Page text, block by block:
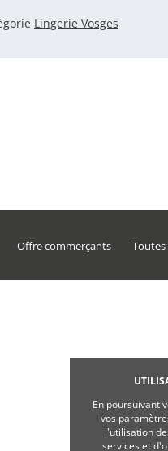
En poursuivant
vos
l'utilisation
services et
Lingerie Vosges
Offre commerçants Toutes